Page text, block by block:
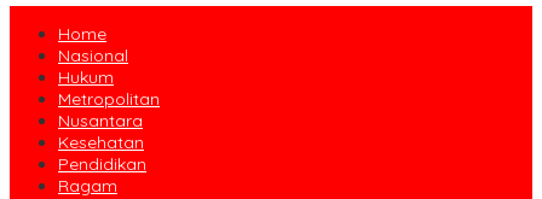
Home
Nasional
Hukum
Metropolitan
Nusantara
Kesehatan
Pendidikan
Ragam